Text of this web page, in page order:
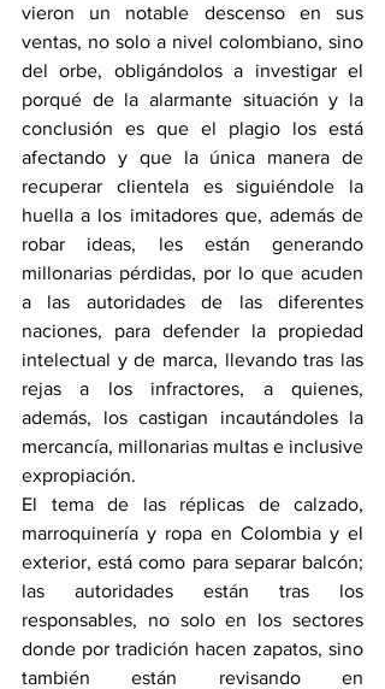
vieron un notable descenso en sus
ventas, no solo a nivel colombiano, sino
del orbe, obligándolos a investigar el
porqué de la alarmante situación y la
conclusión es que el plagio los está
afectando y que la única manera de
recuperar clientela es siguiéndole la
huella a los imitadores que, además de
robar ideas, les están generando
millonarias pérdidas, por lo que acuden
a las autoridades de las diferentes
naciones, para defender la propiedad
intelectual y de marca, llevando tras las
rejas a los infractores, a quienes,
además, los castigan incautándoles la
mercancía, millonarias multas e inclusive
expropiación.
El tema de las réplicas de calzado,
marroquinería y ropa en Colombia y el
exterior, está como para separar balcón;
las autoridades están tras los
responsables, no solo en los sectores
donde por tradición hacen zapatos, sino
también están revisando en